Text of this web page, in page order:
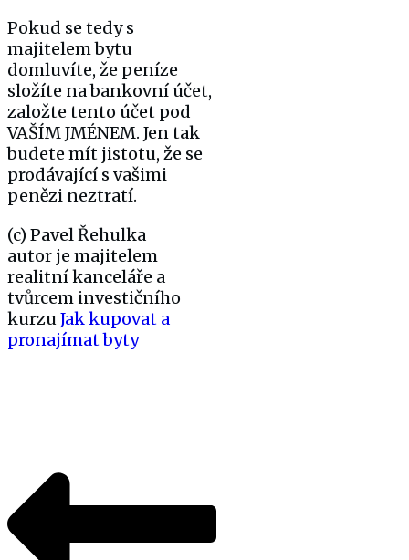
Pokud se tedy s
majitelem bytu
domluvíte, že peníze
složíte na bankovní účet,
založte tento účet pod
VAŠÍM JMÉNEM. Jen tak
budete mít jistotu, že se
prodávající s vašimi
penězi neztratí.
(c) Pavel Řehulka
autor je majitelem
realitní kanceláře a
tvůrcem investičního
kurzuJak kupovat a
pronajímat byty